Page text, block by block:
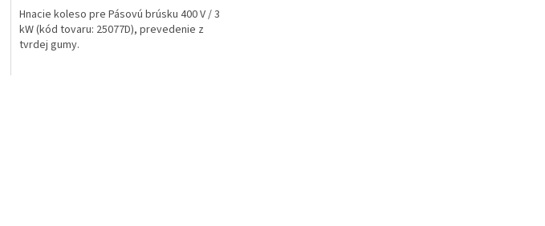
Hnacie koleso pre Pásovú brúsku 400 V / 3
kW (kód tovaru: 25077D), prevedenie z
tvrdej gumy.